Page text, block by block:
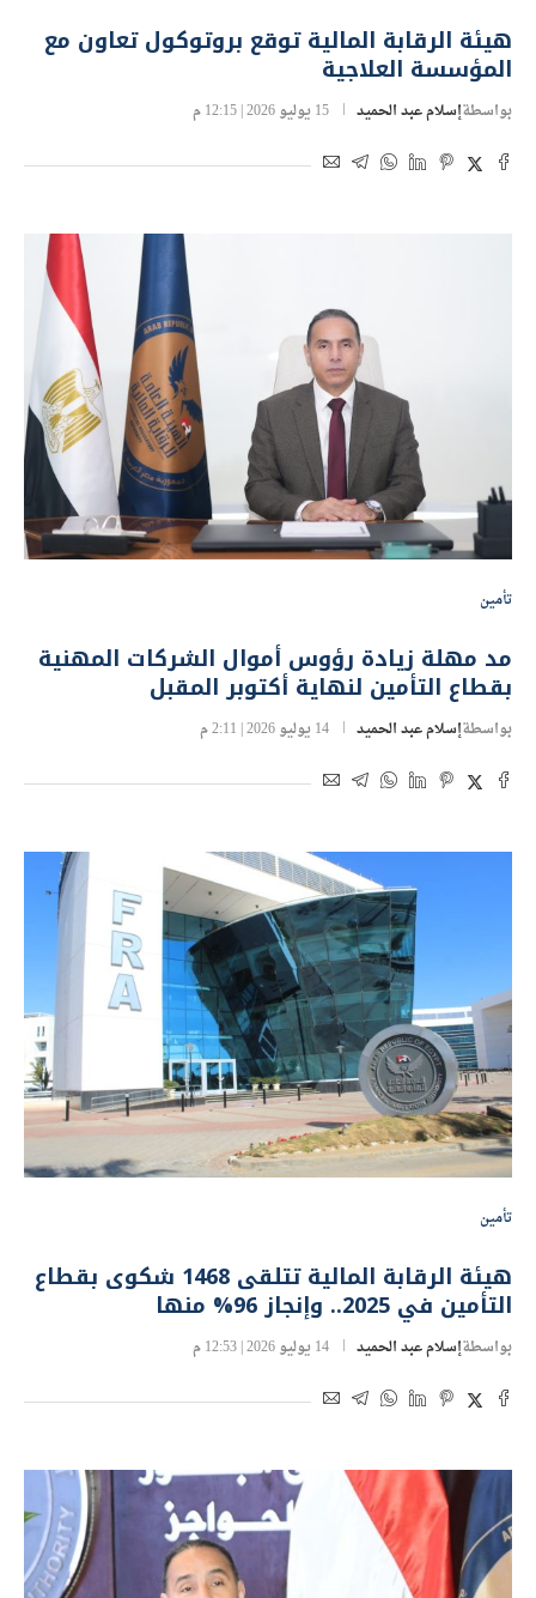
هيئة الرقابة المالية توقع بروتوكول تعاون مع
المؤسسة العلاجية
بواسطةإسلام عبد الحميد 15 يوليو 2026 | 12:15 م
تأمين
مد مهلة زيادة رؤوس أموال الشركات المهنية
بقطاع التأمين لنهاية أكتوبر المقبل
بواسطةإسلام عبد الحميد 14 يوليو 2026 | 2:11 م
تأمين
هيئة الرقابة المالية تتلقى 1468 شكوى بقطاع
التأمين في 2025.. وإنجاز 96% منها
بواسطةإسلام عبد الحميد 14 يوليو 2026 | 12:53 م